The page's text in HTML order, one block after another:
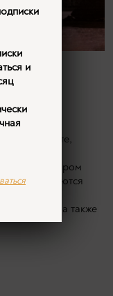
реконкисте,
Христофором
Обсуждаются
роль
Магеллана, а также
и